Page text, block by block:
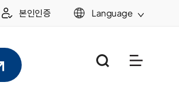
본인인증 Language
통합검색